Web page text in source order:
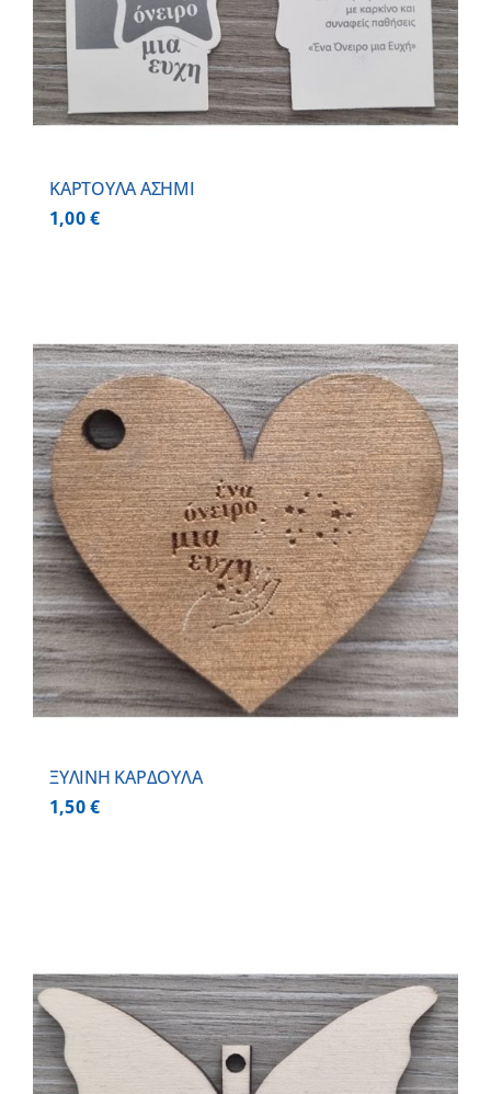
ΚΑΡΤΟΥΛΑ ΑΣΗΜΙ
1,00€
ΞΥΛΙΝΗ ΚΑΡΔΟΥΛΑ
1,50€